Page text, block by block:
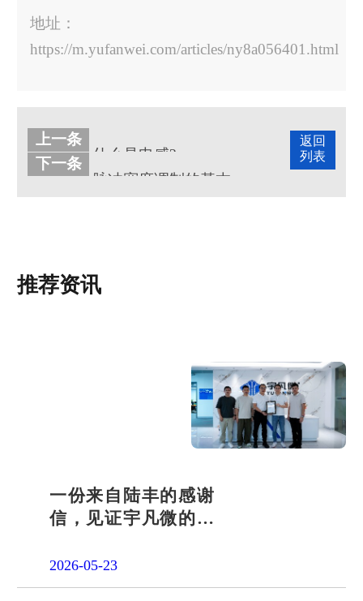
地址：
https://m.yufanwei.com/articles/ny8a056401.html
返回
列表
上一条
什么是电感?
下一条
推荐资讯
一份来自陆丰的感谢
信，见证宇凡微的社
2026-05-23